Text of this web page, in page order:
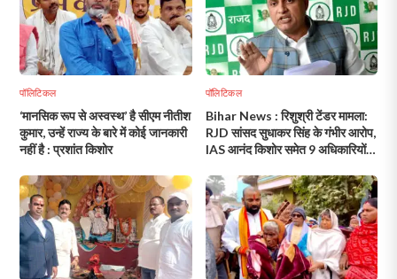
पॉलिटिकल
‘मानसिक रूप से अस्वस्थ’ है सीएम नीतीश
कुमार, उन्हें राज्य के बारे में कोई जानकारी
नहीं है : प्रशांत किशोर
पॉलिटिकल
Bihar News : रिशुश्री टेंडर मामला:
RJD सांसद सुधाकर सिंह के गंभीर आरोप,
IAS आनंद किशोर समेत 9 अधिकारियों